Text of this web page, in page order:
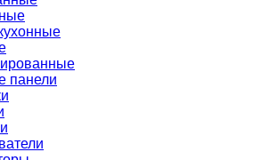
панели